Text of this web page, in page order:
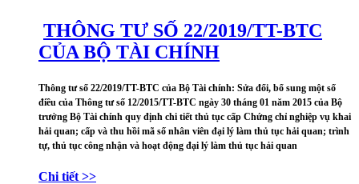
THÔNG TƯ SỐ 22/2019/TT-BTC
CỦA BỘ TÀI CHÍNH
Thông tư số 22/2019/TT-BTC của Bộ Tài chính: Sửa đổi, bổ sung một số
điều của Thông tư số 12/2015/TT-BTC ngày 30 tháng 01 năm 2015 của Bộ
trưởng Bộ Tài chính quy định chi tiết thủ tục cấp Chứng chỉ nghiệp vụ khai
hải quan; cấp và thu hồi mã số nhân viên đại lý làm thủ tục hải quan; trình
tự, thủ tục công nhận và hoạt động đại lý làm thủ tục hải quan
Chi tiết >>